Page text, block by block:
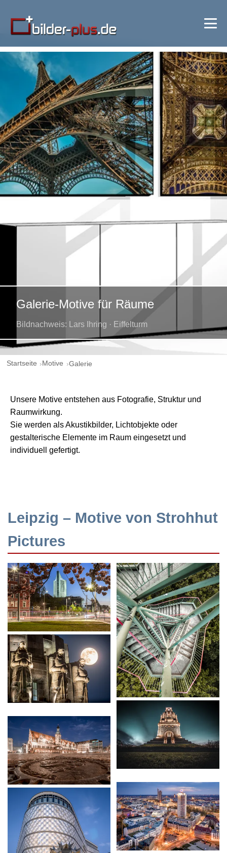
Galerie-Motive für Räume
Bildnachweis: Lars Ihring · Eiffelturm
Startseite Motive Galerie
Unsere Motive entstehen aus Fotografie, Struktur und
Raumwirkung.
Sie werden als Akustikbilder, Lichtobjekte oder
gestalterische Elemente im Raum eingesetzt und
individuell gefertigt.
Leipzig – Motive von Strohhut
Pictures